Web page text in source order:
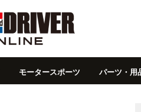
モータースポーツ パーツ・用